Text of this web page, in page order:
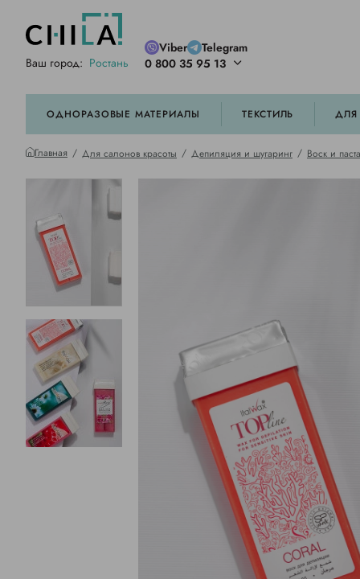
Ваш город: Ростань
Viber
Telegram
0 800 35 95 13
ОДНОРАЗОВЫЕ МАТЕРИАЛЫ ТЕКСТИЛЬ
Главная Для салонов красоты Депиляция и шугаринг Воск и паста